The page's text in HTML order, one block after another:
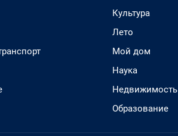
Культура
Лето
Мой дом
Наука
Недвижимость
Образование